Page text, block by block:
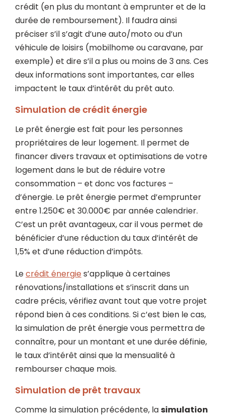
crédit (en plus du montant à emprunter et de la
durée de remboursement). Il faudra ainsi
préciser s’il s’agit d’une auto/moto ou d’un
véhicule de loisirs (mobilhome ou caravane, par
exemple) et dire s’il a plus ou moins de 3 ans. Ces
deux informations sont importantes, car elles
impactent le taux d’intérêt du prêt auto.
Simulation de crédit énergie
Le prêt énergie est fait pour les personnes
propriétaires de leur logement. Il permet de
financer divers travaux et optimisations de votre
logement dans le but de réduire votre
consommation – et donc vos factures –
d’énergie. Le prêt énergie permet d’emprunter
entre 1.250€ et 30.000€ par année calendrier.
C’est un prêt avantageux, car il vous permet de
bénéficier d’une réduction du taux d’intérêt de
1,5% et d’une réduction d’impôts.
Lecrédit énergies’applique à certaines
rénovations/installations et s’inscrit dans un
cadre précis, vérifiez avant tout que votre projet
répond bien à ces conditions. Si c’est bien le cas,
la simulation de prêt énergie vous permettra de
connaître, pour un montant et une durée définie,
le taux d’intérêt ainsi que la mensualité à
rembourser chaque mois.
Simulation de prêt travaux
Comme la simulation précédente, lasimulation